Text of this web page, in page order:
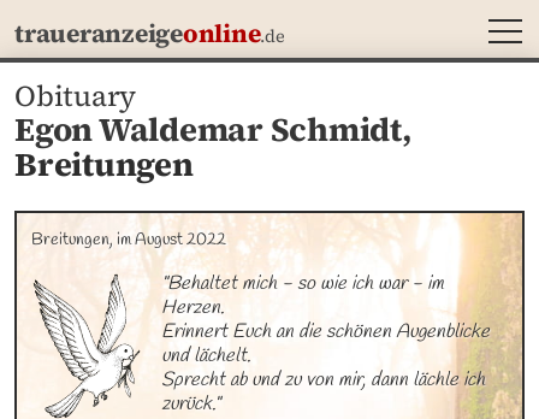
traueranzeigeonline.de
Obituary
Egon Waldemar Schmidt,
Breitungen
Breitungen, im August 2022
"Behaltet mich - so wie ich war - im
Herzen.
Erinnert Euch an die schönen Augenblicke
und lächelt.
Sprecht ab und zu von mir, dann lächle ich
zurück."